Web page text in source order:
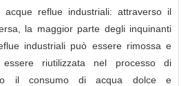
reflue industriali: attraverso il
la maggior parte degli inquinanti
industriali può essere rimossa e
riutilizzata nel processo di
il consumo di acqua dolce e